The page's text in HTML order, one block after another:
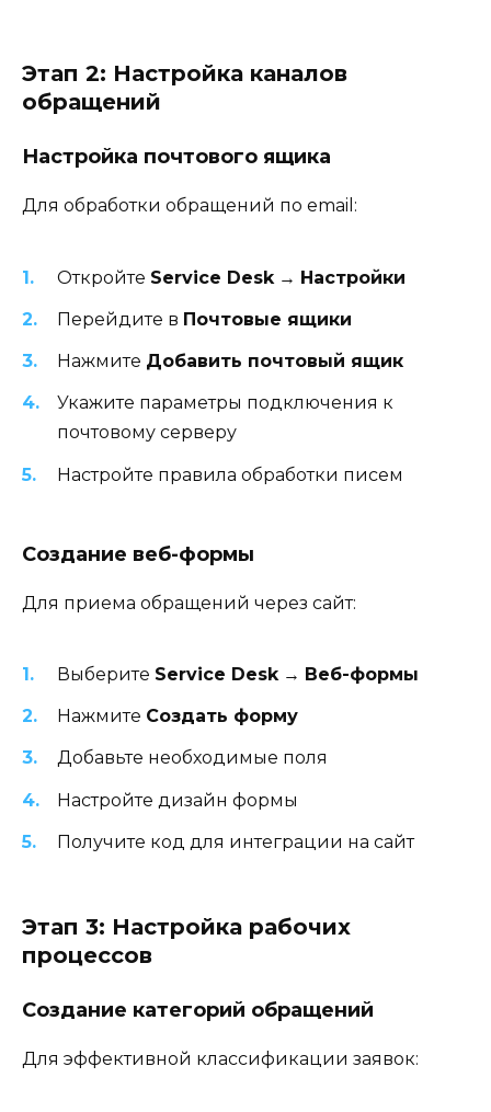
Этап 2: Настройка каналов
обращений
Настройка почтового ящика
Для обработки обращений по email:
Откройте Service Desk → Настройки
Перейдите в Почтовые ящики
Нажмите Добавить почтовый ящик
Укажите параметры подключения к
почтовому серверу
Настройте правила обработки писем
Создание веб-формы
Для приема обращений через сайт:
Выберите Service Desk→ Веб-формы
Нажмите Создать форму
Добавьте необходимые поля
Настройте дизайн формы
Получите код для интеграции на сайт
Этап 3: Настройка рабочих
процессов
Создание категорий обращений
Для эффективной классификации заявок: